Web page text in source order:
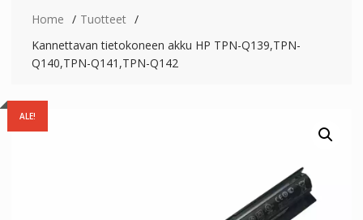
Home
Tuotteet
Kannettavan tietokoneen akku HP TPN-Q139,TPN-
Q140,TPN-Q141,TPN-Q142
ALE!